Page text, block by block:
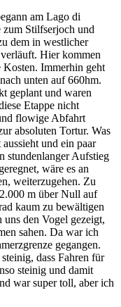
am Lago di
zum Stilfserjoch und
dem in westlicher
Hier kommen
Immerhin geht
unten auf 660hm.
geplant und waren
Etappe nicht
flowige Abfahrt
absoluten Tortur. Was
und ein paar
stundenlanger Aufstieg
wäre es an
weiterzugehen. Zu
m über Null auf
kaum zu bewältigen
uns den Vogel gezeigt,
sahen. Da war ich
gegangen.
dass Fahren für
steinig und damit
war super toll, aber ich